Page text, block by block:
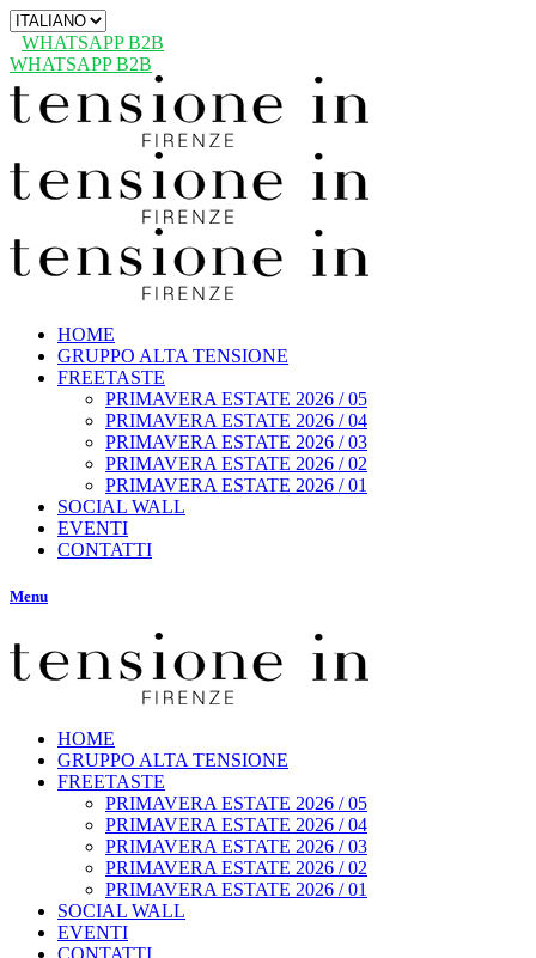
Scegli
una
lingua
WHATSAPP B2B
WHATSAPP B2B
HOME
GRUPPO ALTA TENSIONE
FREETASTE
PRIMAVERA ESTATE 2026 / 05
PRIMAVERA ESTATE 2026 / 04
PRIMAVERA ESTATE 2026 / 03
PRIMAVERA ESTATE 2026 / 02
PRIMAVERA ESTATE 2026 / 01
SOCIAL WALL
EVENTI
CONTATTI
Menu
HOME
GRUPPO ALTA TENSIONE
FREETASTE
PRIMAVERA ESTATE 2026 / 05
PRIMAVERA ESTATE 2026 / 04
PRIMAVERA ESTATE 2026 / 03
PRIMAVERA ESTATE 2026 / 02
PRIMAVERA ESTATE 2026 / 01
SOCIAL WALL
EVENTI